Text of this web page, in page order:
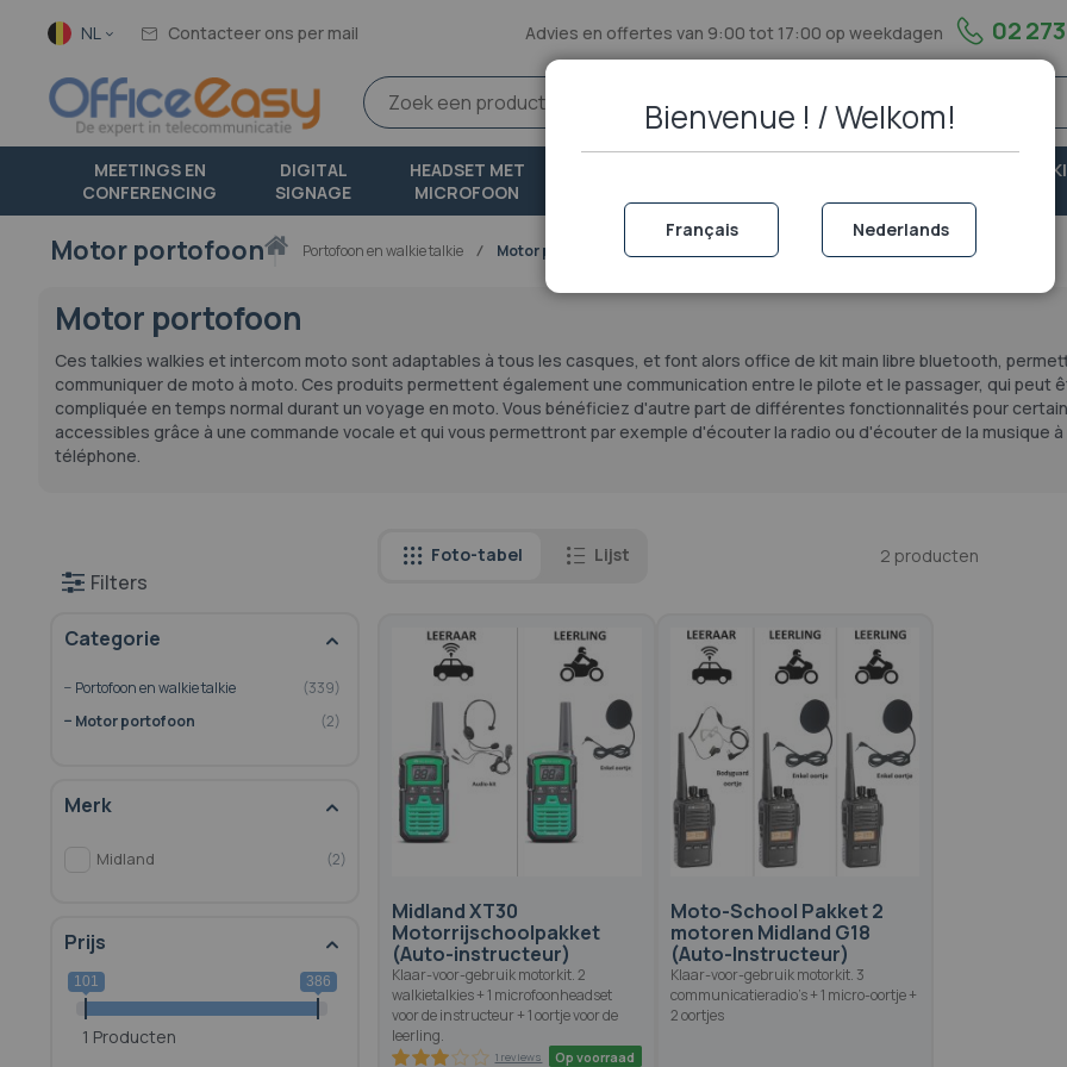
Taal NL Contacteer ons per mail Advies en offertes van 9:00 tot 17:00 op weekdagen 02
MEETINGS EN
CONFERENCING
DIGITAL
SIGNAGE
HEADSET MET
MICROFOON
PORTOFOON EN
Thuisportofoon en walkie talkie Motor portofoon
Motor portofoon
Motor portofoon
Ces talkies walkies et intercom moto sont adaptables à tous les casques, et font alors office de kit main libre bluetooth,
communiquer de moto à moto. Ces produits permettent également une communication entre le pilote et le passager, qui peut
compliquée en temps normal durant un voyage en moto. Vous bénéficiez d'autre part de différentes fonctionnalités pour
accessibles grâce à une commande vocale et qui vous permettront par exemple d'écouter la radio ou d'écouter de la musique
téléphone.
Foto-tabel Lijst 2 producten
Midland XT30
Motorrijschoolpakket
(Auto-instructeur)
Klaar-voor-gebruik motorkit. 2
walkietalkies + 1 microfoonheadset
voor de instructeur + 1 oortje voor de
leerling.
Moto-School Pakket 2
motoren Midland G18
(Auto-Instructeur)
Klaar-voor-gebruik motorkit. 3
communicatieradio's + 1 micro-oortje +
2 oortjes
Filters
Categorie
Portofoon en walkie talkie
339
Motor portofoon
2
Merk
Midland 2
Prijs
101 386
1 Producten
Bienvenue ! / Welkom!
Français Nederlands